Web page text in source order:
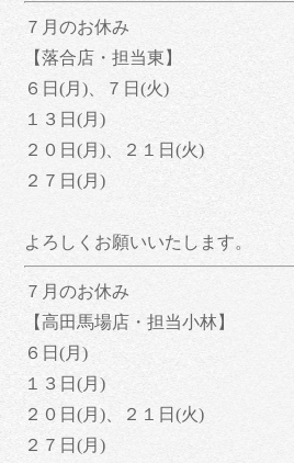
７月のお休み
【落合店・担当東】
６日(月)、７日(火)
１３日(月)
２０日(月)、２１日(火)
２７日(月)
よろしくお願いいたします。
７月のお休み
【高田馬場店・担当小林】
６日(月)
１３日(月)
２０日(月)、２１日(火)
２７日(月)